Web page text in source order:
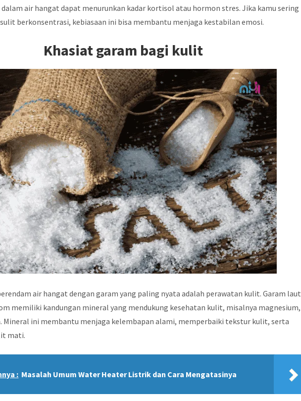
dalam air hangat dapat menurunkan kadar kortisol atau hormon stres. Jika kamu sering
berkonsentrasi, kebiasaan ini bisa membantu menjaga kestabilan emosi.
Khasiat garam bagi kulit
air hangat dengan garam yang paling nyata adalah perawatan kulit. Garam laut
memiliki kandungan mineral yang mendukung kesehatan kulit, misalnya magnesium,
Mineral ini membantu menjaga kelembapan alami, memperbaiki tekstur kulit, serta
mati.
: Masalah Umum Water Heater Listrik dan Cara Mengatasinya